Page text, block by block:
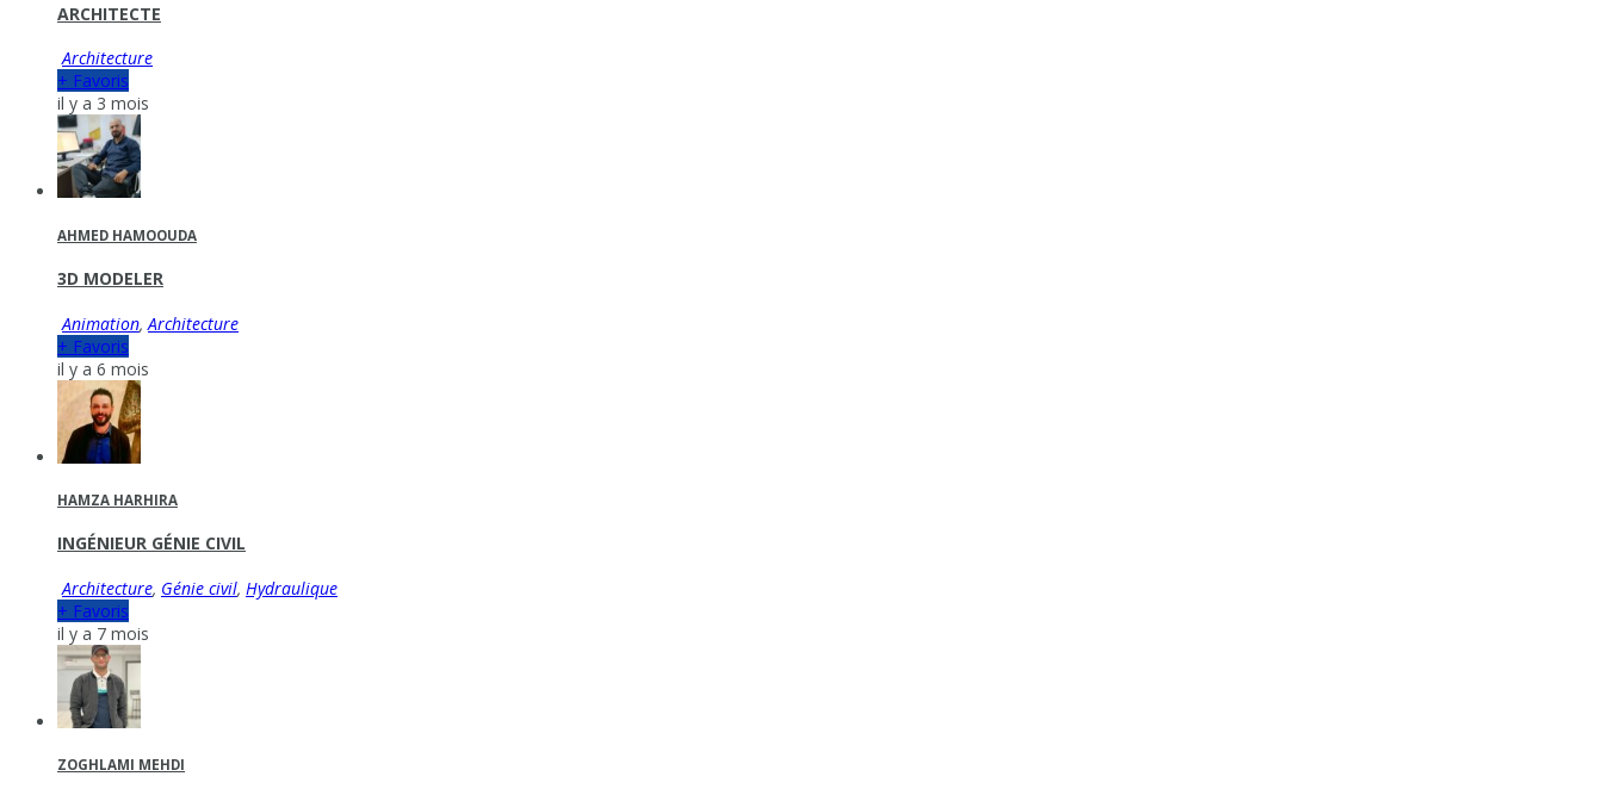
ARCHITECTE
Architecture
+ Favoris
il y a 3 mois
AHMED HAMOOUDA
3D MODELER
Animation, Architecture
+ Favoris
il y a 6 mois
HAMZA HARHIRA
INGÉNIEUR GÉNIE CIVIL
Architecture, Génie civil, Hydraulique
+ Favoris
il y a 7 mois
ZOGHLAMI MEHDI